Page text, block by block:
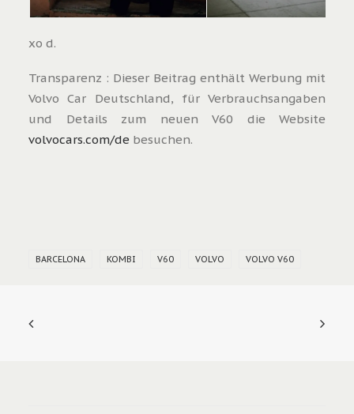
xo d.
Transparenz : Dieser Beitrag enthält Werbung mit
Volvo Car Deutschland, für Verbrauchsangaben
und Details zum neuen V60 die Website
volvocars.com/de besuchen.
BARCELONA KOMBI V60 VOLVO VOLVO V60